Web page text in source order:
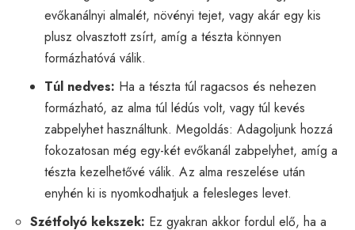
evőkanálnyi almalét, növényi tejet, vagy akár egy kis
plusz olvasztott zsírt, amíg a tészta könnyen
formázhatóvá válik.
Túl nedves: Ha a tészta túl ragacsos és nehezen
formázható, az alma túl lédús volt, vagy túl kevés
zabpelyhet használtunk. Megoldás: Adagoljunk hozzá
fokozatosan még egy-két evőkanál zabpelyhet, amíg a
tészta kezelhetővé válik. Az alma reszelése után
enyhén ki is nyomkodhatjuk a felesleges levet.
Szétfolyó kekszek: Ez gyakran akkor fordul elő, ha a